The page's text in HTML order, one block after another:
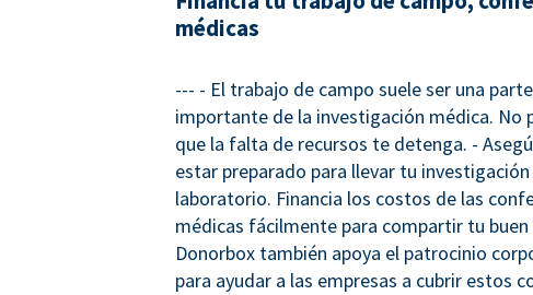
médicas
--- - El trabajo de campo suele ser una parte
importante de la investigación médica. No
que la falta de recursos te detenga. -
estar preparado para llevar tu
laboratorio. Financia los costos de las
médicas fácilmente para compartir tu
Donorbox también apoya el patrocinio
para ayudar a las empresas a cubrir estos